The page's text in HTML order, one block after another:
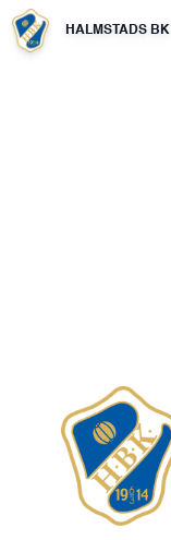
HALMSTADS BK